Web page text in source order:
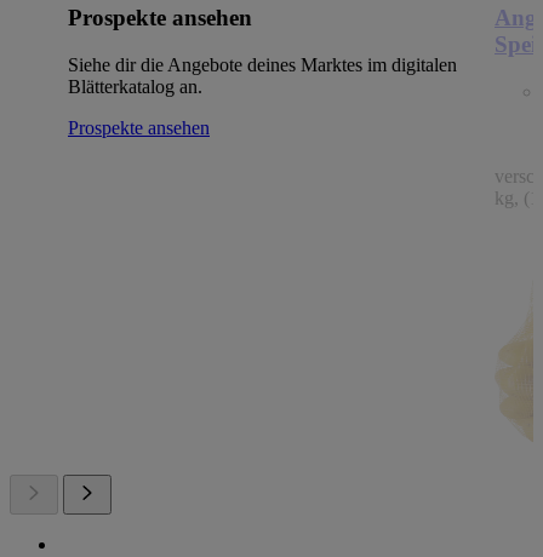
Prospekte ansehen
Siehe dir die Angebote deines Marktes im digitalen
Blätterkatalog an.
Prospekte ansehen
kg,